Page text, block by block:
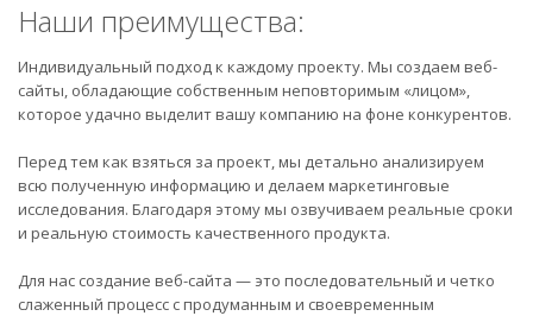
Наши преимущества:
Индивидуальный подход к каждому проекту. Мы создаем веб-
сайты, обладающие собственным неповторимым «лицом»,
которое удачно выделит вашу компанию на фоне конкурентов.
Перед тем как взяться за проект, мы детально анализируем
всю полученную информацию и делаем маркетинговые
исследования. Благодаря этому мы озвучиваем реальные сроки
и реальную стоимость качественного продукта.
Для нас создание веб-сайта — это последовательный и четко
слаженный процесс с продуманным и своевременным